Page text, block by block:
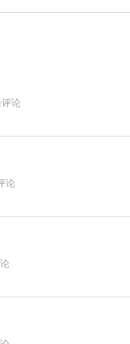
论
论